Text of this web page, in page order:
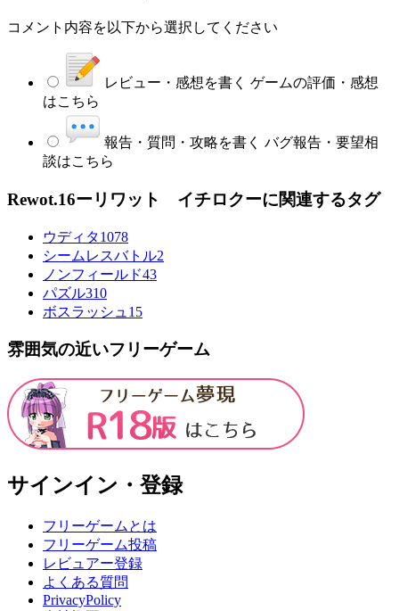
コメント内容を以下から選択してください
レビュー・感想を書く ゲームの評価・感想
はこちら
報告・質問・攻略を書く バグ報告・要望相
談はこちら
Rewot.16ーリワット イチロクーに関連するタグ
ウディタ1078
シームレスバトル2
ノンフィールド43
パズル310
ボスラッシュ 15
雰囲気の近いフリーゲーム
サインイン・登録
フリーゲームとは
フリーゲーム投稿
レビュアー登録
よくある質問
PrivacyPolicy